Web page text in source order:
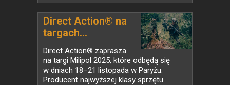
Direct Action® na
targach...
Direct Action® zaprasza
na targi Milipol 2025, które odbędą się
w dniach 18–21 listopada w Paryżu.
Producent najwyższej klasy sprzętu